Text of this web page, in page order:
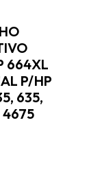
664XL
P/HP
635,
4675